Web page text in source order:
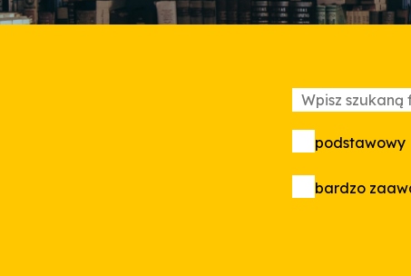
podstawowy
bardzo